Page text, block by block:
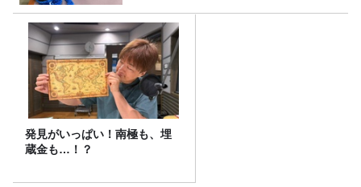
発見がいっぱい！南極も、埋
蔵金も…！？